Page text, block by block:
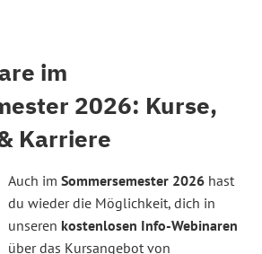
im
2026: Kurse,
Karriere
Auch im Sommersemester 2026hast
du wieder die Möglichkeit, dich in
unseren kostenlosen Info-Webinaren
über das Kursangebot von